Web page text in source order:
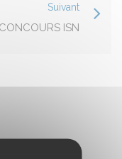
Suivant
ISN